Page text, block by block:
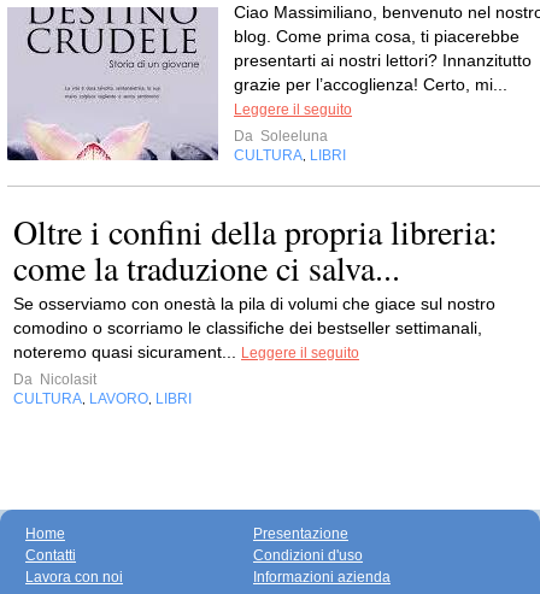
Ciao Massimiliano, benvenuto nel
blog. Come prima cosa, ti piacerebbe
presentarti ai nostri lettori? Innanzitutto
grazie per l’accoglienza! Certo, mi...
Leggere il seguito
Da Soleeluna
CULTURA LIBRI
Oltre i confini della propria libreria:
come la traduzione ci salva...
Se osserviamo con onestà la pila di volumi che giace sul nostro
comodino o scorriamo le classifiche dei bestseller settimanali,
noteremo quasi sicurament...
Leggere il seguito
Da Nicolasit
CULTURA LAVORO LIBRI
Home
Contatti
Lavora con noi
Presentazione
Condizioni d'uso
Informazioni azienda